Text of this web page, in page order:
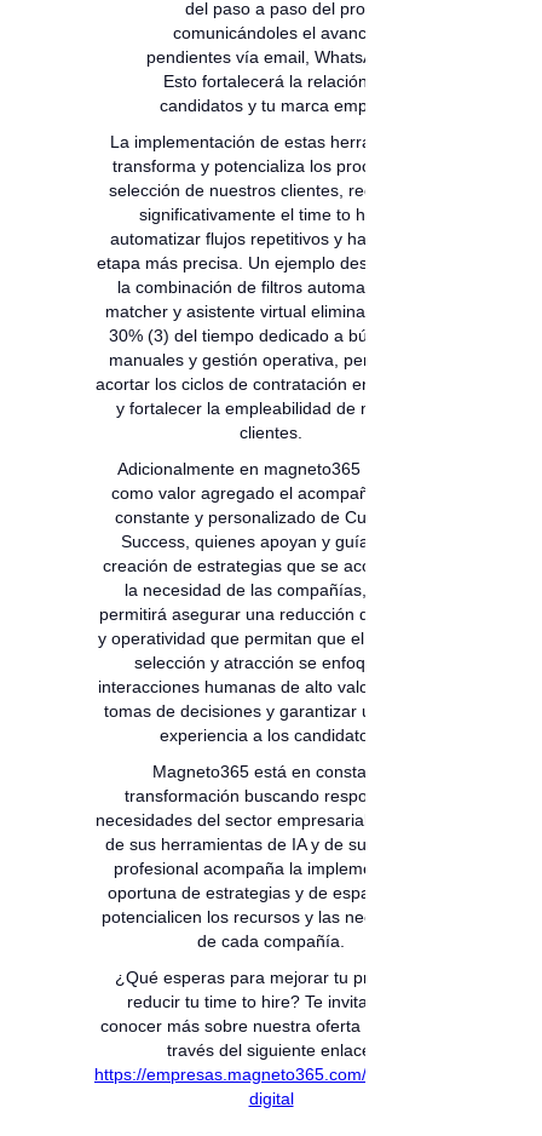
del paso a paso del proceso,
comunicándoles el avance o los
pendientes vía email, WhatsApp o voz.
Esto fortalecerá la relación con los
candidatos y tu marca empleadora.
La implementación de estas herramientas
transforma y potencializa los procesos de
selección de nuestros clientes, reduciendo
significativamente el time to hire al
automatizar flujos repetitivos y hacer cada
etapa más precisa. Un ejemplo destacable es
la combinación de filtros automatizados,
matcher y asistente virtual elimina hasta un
30% (3) del tiempo dedicado a búsquedas
manuales y gestión operativa, permitiendo
acortar los ciclos de contratación en semanas
y fortalecer la empleabilidad de nuestros
clientes.
Adicionalmente en magneto365 se tiene
como valor agregado el acompañamiento
constante y personalizado de Customers
Success, quienes apoyan y guían en la
creación de estrategias que se acomoden a
la necesidad de las compañías, lo que
permitirá asegurar una reducción de tiempos
y operatividad que permitan que el equipo de
selección y atracción se enfoque en
interacciones humanas de alto valor, mejores
tomas de decisiones y garantizar una mejor
experiencia a los candidatos.
Magneto365 está en constante
transformación buscando responder a
necesidades del sector empresarial y a través
de sus herramientas de IA y de su personal
profesional acompaña la implementación
oportuna de estrategias y de espacios que
potencialicen los recursos y las necesidades
de cada compañía.
¿Qué esperas para mejorar tu proceso y
reducir tu time to hire? Te invitamos a
conocer más sobre nuestra oferta de valor a
través del siguiente enlace:
https://empresas.magneto365.com/es/seleccion-
digital